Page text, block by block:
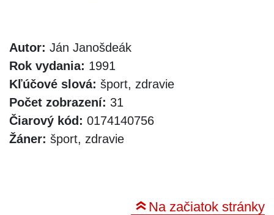
Autor: Ján Janošdeák
Rok vydania: 1991
Kľúčové slová: šport, zdravie
Počet zobrazení: 31
Čiarový kód: 0174140756
Žáner: šport, zdravie
Na začiatok stránky